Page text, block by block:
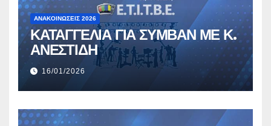
ΑΝΑΚΟΙΝΏΣΕΙΣ 2026
ΚΑΤΑΓΓΕΛΙΑ ΓΙΑ ΣΥΜΒΑΝ ΜΕ Κ.
ΑΝΕΣΤΙΔΗ
16/01/2026